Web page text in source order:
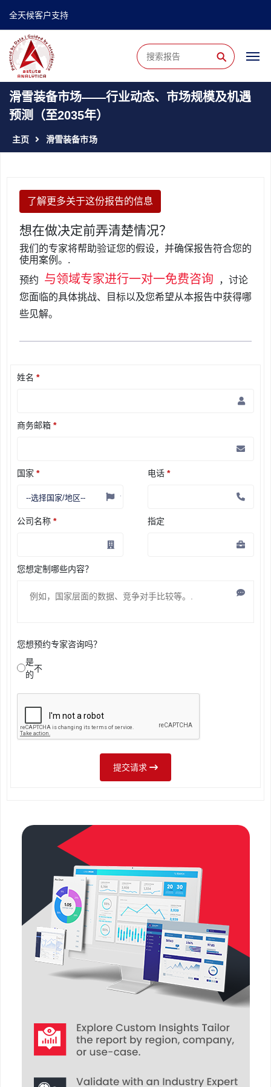
全天候客户支持
⚲
滑雪装备市场——行业动态、市场规模及机遇
预测（至2035年）
主页 滑雪装备市场
了解更多关于这份报告的信息
想在做决定前弄清楚情况？
我们的专家将帮助验证您的假设，并确保报告符合您的
使用案例。.
预约
与领域专家进行一对一免费咨询
，讨论
您面临的具体挑战、目标以及您希望从本报告中获得哪
些见解。
姓名 *
商务邮箱 *
国家 * 电话 *
公司名称 * 指定
您想定制哪些内容？
您想预约专家咨询吗？
是
的
不
提交请求